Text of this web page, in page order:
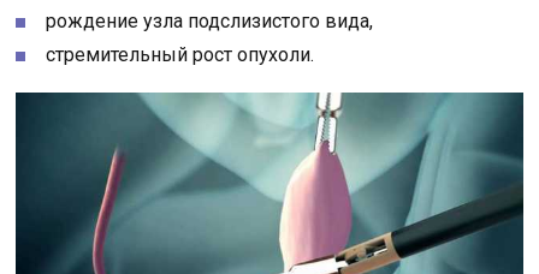
рождение узла подслизистого вида,
стремительный рост опухоли.